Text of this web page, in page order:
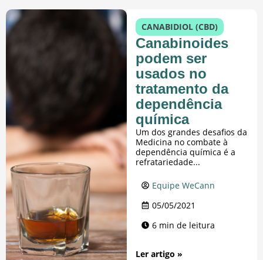
CANABIDIOL (CBD)
Canabinoides
podem ser
usados no
tratamento da
dependência
química
Um dos grandes desafios da
Medicina no combate à
dependência química é a
refratariedade...
Equipe WeCann
05/05/2021
6 min de leitura
Ler artigo »